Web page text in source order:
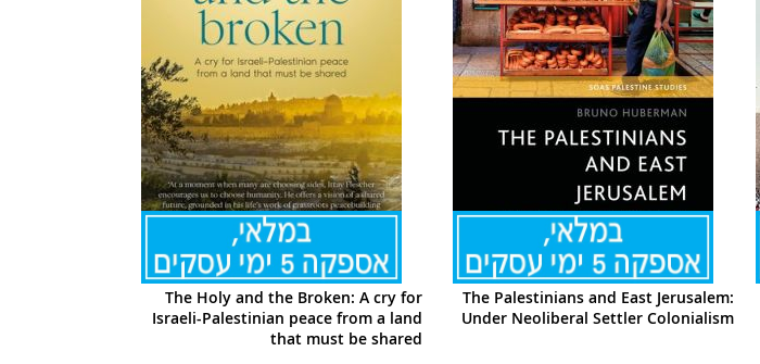
The Palestinians and East Jerusalem:
Under Neoliberal Settler Colonialism
The Holy and the Broken: A cry for
Israeli-Palestinian peace from a land
that must be shared